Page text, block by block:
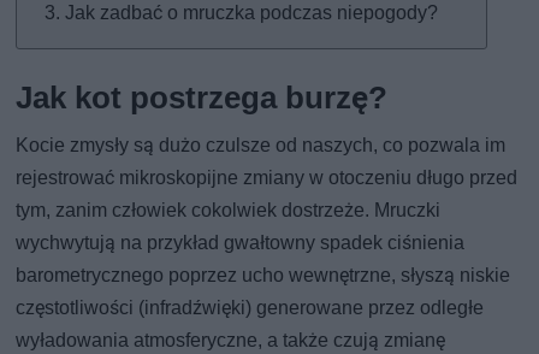
Jak zadbać o mruczka podczas niepogody?
Jak kot postrzega burzę?
Kocie zmysły są dużo czulsze od naszych, co pozwala im
rejestrować mikroskopijne zmiany w otoczeniu długo przed
tym, zanim człowiek cokolwiek dostrzeże. Mruczki
wychwytują na przykład gwałtowny spadek ciśnienia
barometrycznego poprzez ucho wewnętrzne, słyszą niskie
częstotliwości (infradźwięki) generowane przez odległe
wyładowania atmosferyczne, a także czują zmianę